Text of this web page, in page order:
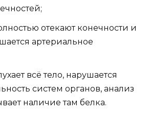
отекают конечности и
артериальное
всё тело, нарушается
систем органов, анализ
наличие там белка.